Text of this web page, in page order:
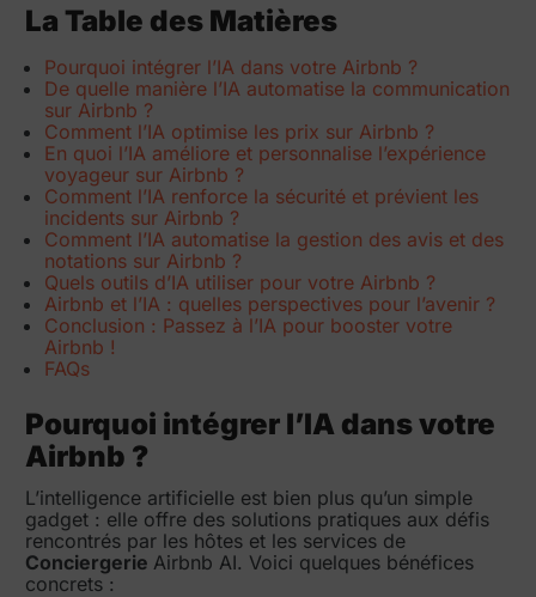
La Table des Matières
Pourquoi intégrer l’IA dans votre Airbnb ?
De quelle manière l’IA automatise la communication
sur Airbnb ?
Comment l’IA optimise les prix sur Airbnb ?
En quoi l’IA améliore et personnalise l’expérience
voyageur sur Airbnb ?
Comment l’IA renforce la sécurité et prévient les
incidents sur Airbnb ?
Comment l’IA automatise la gestion des avis et des
notations sur Airbnb ?
Quels outils d’IA utiliser pour votre Airbnb ?
Airbnb et l’IA : quelles perspectives pour l’avenir ?
Conclusion : Passez à l’IA pour booster votre
Airbnb !
FAQs
Pourquoi intégrer l’IA dans votre
Airbnb ?
L’intelligence artificielle est bien plus qu’un simple
gadget : elle offre des solutions pratiques aux défis
rencontrés par les hôtes et les services de
Conciergerie Airbnb AI. Voici quelques bénéfices
concrets :